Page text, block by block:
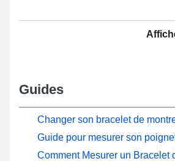
Guides
Changer son bracelet de
Guide pour mesurer son
Comment Mesurer un Bracelet